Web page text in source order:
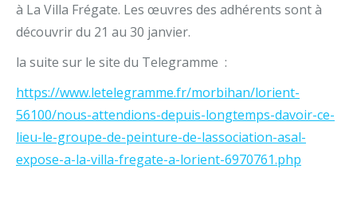
à La Villa Frégate. Les œuvres des adhérents sont à
découvrir du 21 au 30 janvier.
la suite sur le site du Telegramme :
https://www.letelegramme.fr/morbihan/lorient-
56100/nous-attendions-depuis-longtemps-davoir-ce-
lieu-le-groupe-de-peinture-de-lassociation-asal-
expose-a-la-villa-fregate-a-lorient-6970761.php